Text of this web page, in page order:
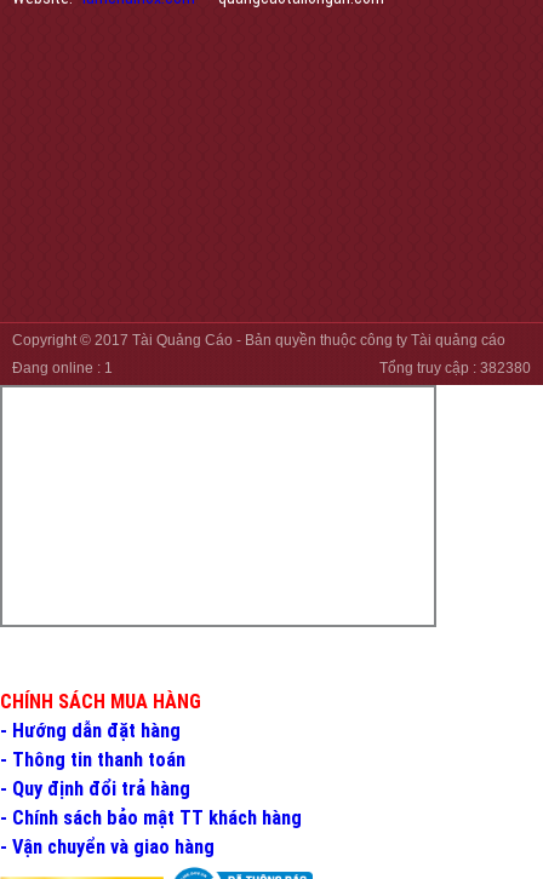
Copyright © 2017 Tài Quảng Cáo - Bản quyền thuộc công ty Tài quảng cáo
Tổng truy cập : 382380
Đang online : 1
CHÍNH SÁCH MUA HÀNG
- Hướng dẫn đặt hàng
- Thông tin thanh toán
- Quy định đổi trả hàng
- Chính sách bảo mật TT khách hàng
- Vận chuyển và giao hàng